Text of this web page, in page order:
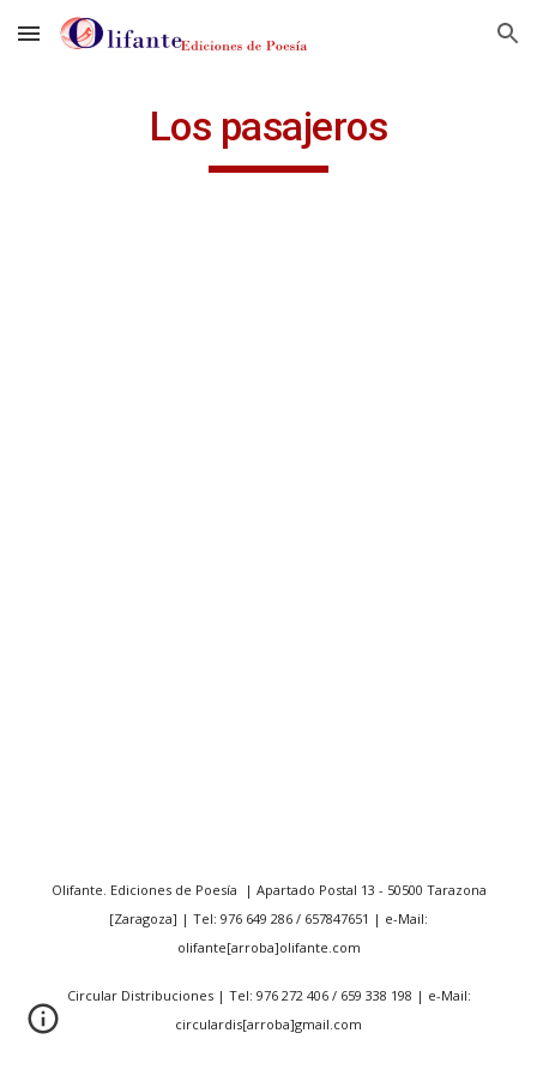
Skip to main content Skip to navigation
Los pasajeros
Olifante. Ediciones de Poesía | Apartado Postal 13 - 50500 Tarazona
[Zaragoza] | Tel: 976 649 286 / 657847651 | e-Mail:
olifante[arroba]olifante.com
Circular Distribuciones | Tel: 976 272 406 / 659 338 198 | e-Mail:
circulardis[arroba]gmail.com